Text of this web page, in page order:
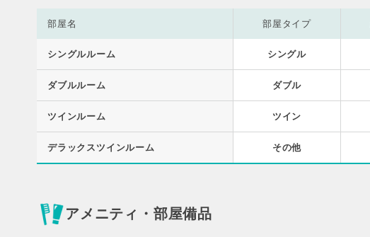
部屋名 部屋タイプ
シングルルーム シングル
ダブルルーム ダブル
ツインルーム ツイン
デラックスツインルーム その他
アメニティ・部屋備品